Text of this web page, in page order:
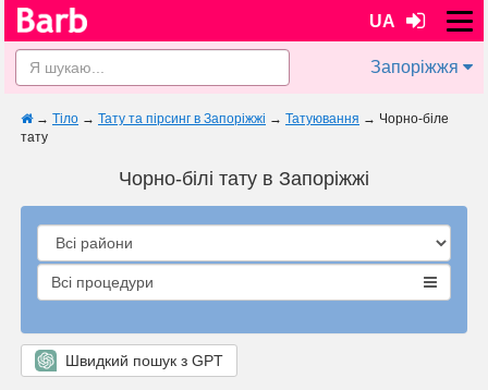
UA
Запоріжжя
→ Тіло → Тату та пірсинг в Запоріжжі → Татуювання → Чорно-біле
тату
Чорно-білі тату в Запоріжжі
Всі процедури
Швидкий пошук з GPT